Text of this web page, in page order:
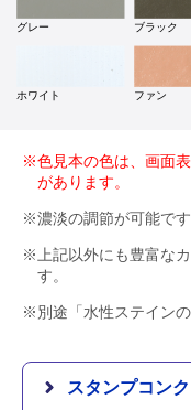
グレー ブラック
ホワイト ファン
※色見本の色は、画面
があります。
※濃淡の調節が可能です
※上記以外にも豊富な
す。
※別途「水性ステインの
スタンプコン